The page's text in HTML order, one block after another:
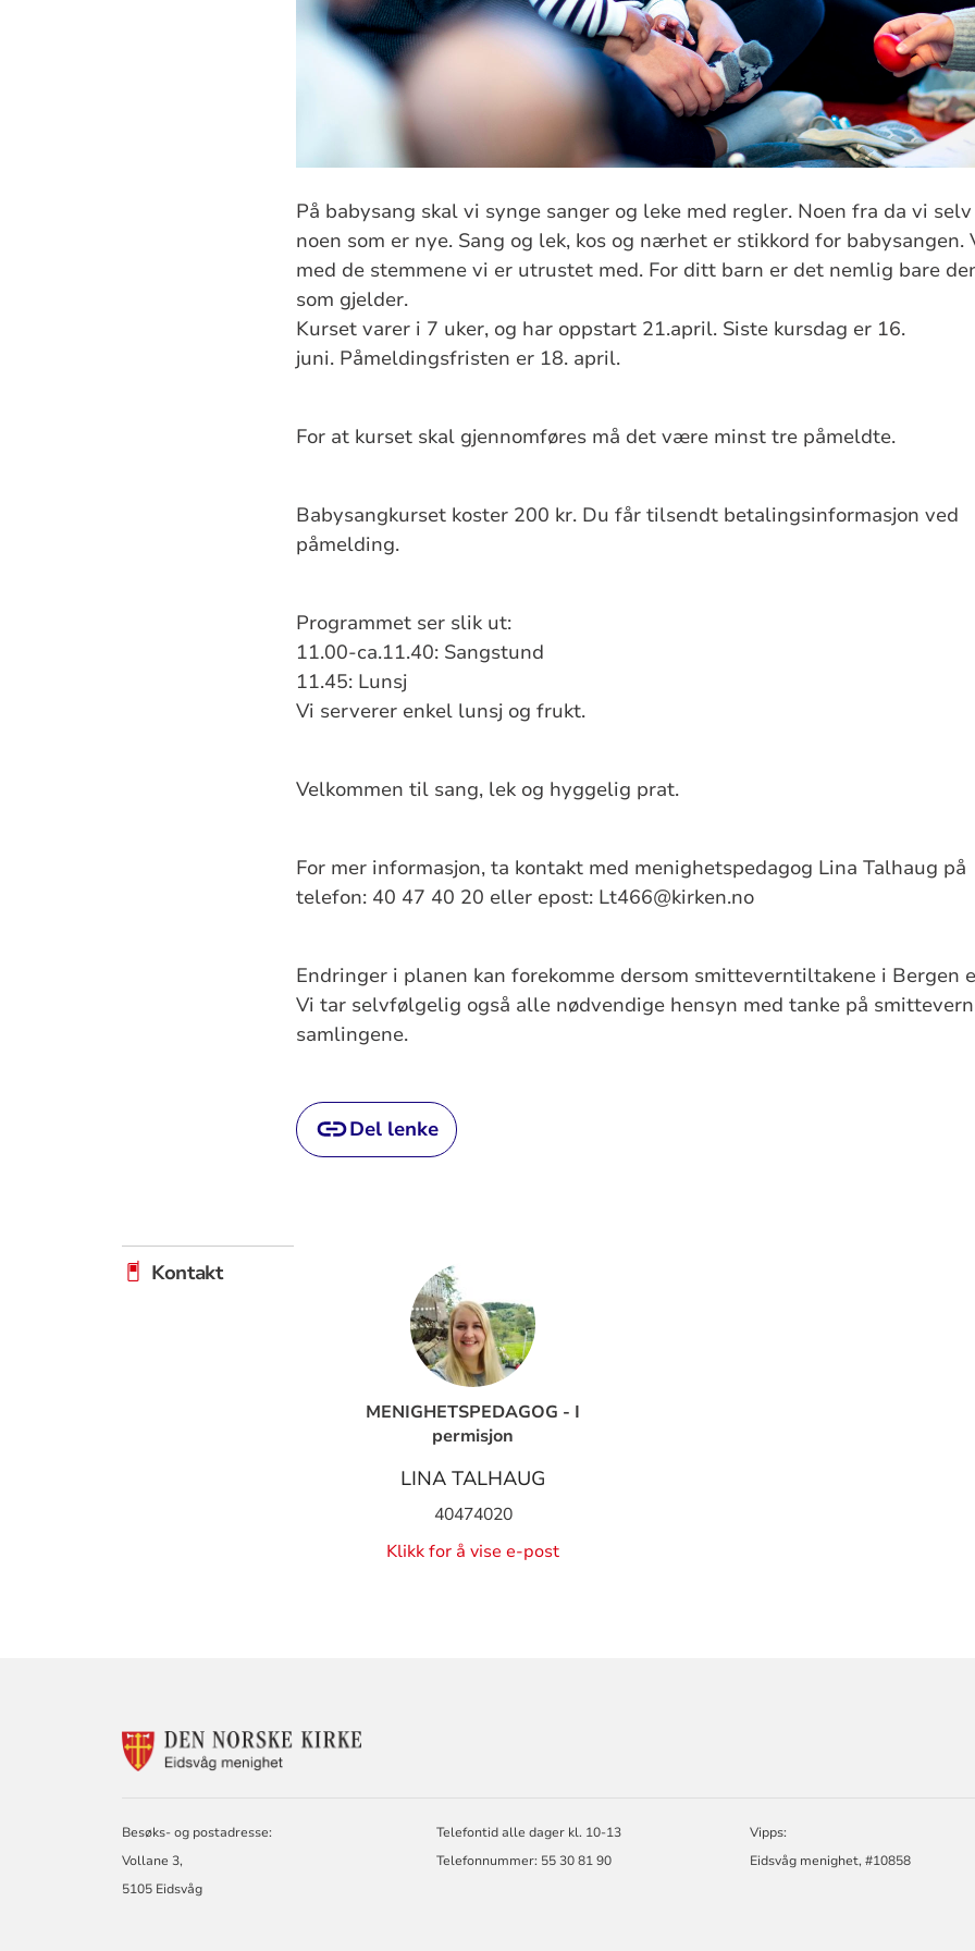
På babysang skal vi synge sanger og leke med regler. Noen fra da vi
noen som er nye. Sang og lek, kos og nærhet er stikkord for babysangen.
med de stemmene vi er utrustet med. For ditt barn er det nemlig bare
som gjelder.
Kurset varer i 7 uker, og har oppstart 21.april. Siste kursdag er 16.
juni. Påmeldingsfristen er 18. april.
For at kurset skal gjennomføres må det være minst tre påmeldte.
Babysangkurset koster 200 kr. Du får tilsendt betalingsinformasjon ved
påmelding.
Programmet ser slik ut:
11.00-ca.11.40: Sangstund
11.45: Lunsj
Vi serverer enkel lunsj og frukt.
Velkommen til sang, lek og hyggelig prat.
For mer informasjon, ta kontakt med menighetspedagog Lina Talhaug på
telefon: 40 47 40 20 eller epost: Lt466@kirken.no
Endringer i planen kan forekomme dersom smitteverntiltakene i Bergen
Vi tar selvfølgelig også alle nødvendige hensyn med tanke på
samlingene.
Del lenke
Kontakt
MENIGHETSPEDAGOG - I
permisjon
LINA TALHAUG
40474020
Klikk for å vise e-post
KONTAKTINFORMASJON
Besøks- og postadresse:
Vollane 3,
5105 Eidsvåg
Telefontid alle dager kl. 10-13
Telefonnummer: 55 30 81 90
Vipps:
Eidsvåg menighet, #10858